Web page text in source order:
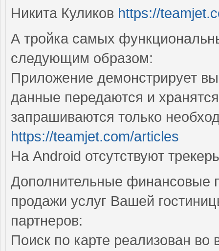
Никита Куликов https://
А тройка самых
следующим образом:
Приложение демонстрирует
данные передаются и
запрашиваются только
https://teamjet.com/articles
На Android отсутствуют
Дополнительные финансовые
продажи услуг Вашей
партнеров:
Поиск по карте реализован